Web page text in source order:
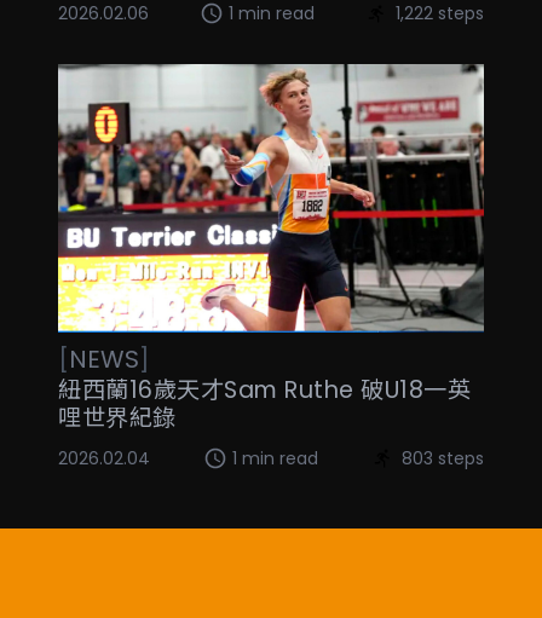
2026.02.06 1 min read 1,222 steps
[NEWS]
紐西蘭16歲天才Sam Ruthe 破U18一英
哩世界紀錄
2026.02.04 1 min read 803 steps